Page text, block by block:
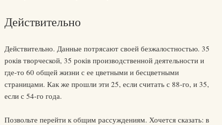
Действительно
Действительно. Данные потрясают своей безжалостностью. 35
років творческой, 35 років производственной деятельности и
где-то 60 общей жизни с ее цветными и бесцветными
страницами. Как же прошли эти 25, если считать с 88-го, и 35,
если с 54-го года.
Позвольте перейти к общим рассуждениям. Хочется сказать: в